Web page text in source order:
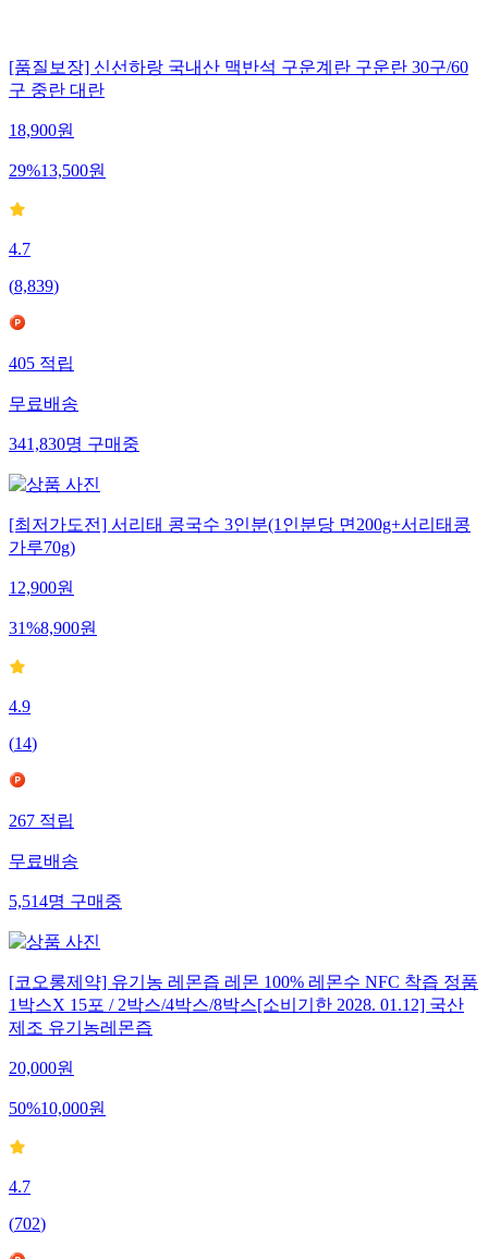
[품질보장] 신선하랑 국내산 맥반석 구운계란 구운란 30구/60
구 중란 대란
18,900원
29%13,500원
4.7
(8,839)
405적립
무료배송
341,830명구매중
[최저가도전] 서리태 콩국수 3인분(1인분당 면200g+서리태콩
가루70g)
12,900원
31%8,900원
4.9
(14)
267적립
무료배송
5,514명구매중
[코오롱제약] 유기농 레몬즙 레몬 100% 레몬수 NFC 착즙 정품
1박스X 15포 / 2박스/4박스/8박스[소비기한 2028. 01.12] 국산
제조 유기농레몬즙
20,000원
50%10,000원
4.7
(702)